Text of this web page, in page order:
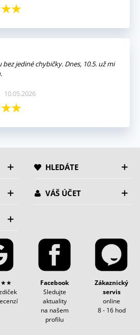
jediné chybičky. Dnes, 10.5. už mi
10.05.2026
HLEDÁTE
VÁŠ ÚČET
Facebook
Sledujte
aktuality
na našem
profilu
Zákaznický
servis
online
8 - 16 hod